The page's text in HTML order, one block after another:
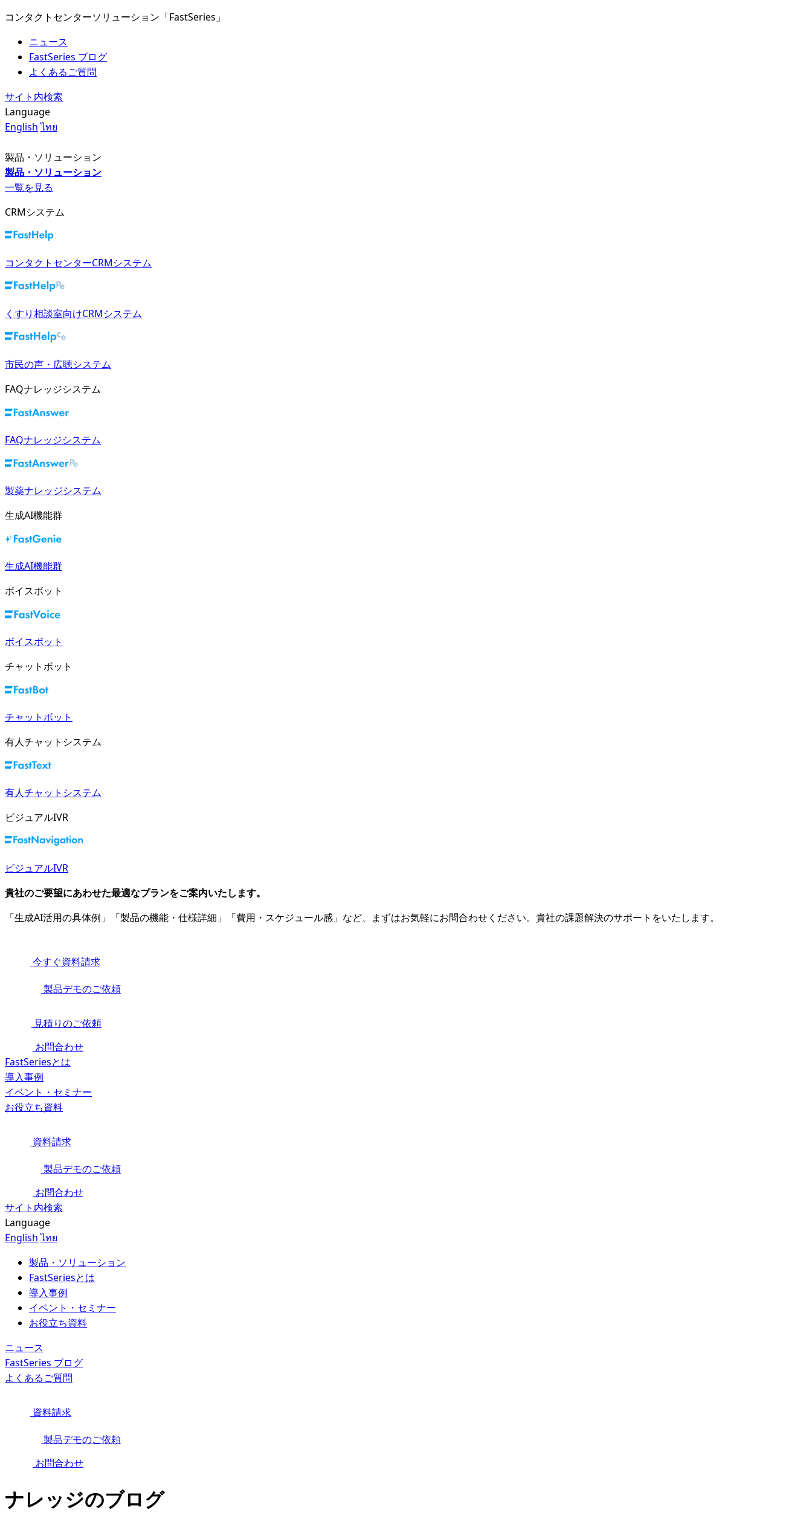
コンタクトセンターソリューション「FastSeries」
ニュース
FastSeries ブログ
よくあるご質問
サイト内検索
Language
English ไทย
製品・ソリューション
製品・ソリューション
一覧を見る
CRMシステム
コンタクトセンターCRMシステム
くすり相談室向けCRMシステム
市民の声・広聴システム
FAQナレッジシステム
FAQナレッジシステム
製薬ナレッジシステム
生成AI機能群
生成AI機能群
ボイスボット
ボイスボット
チャットボット
チャットボット
有人チャットシステム
有人チャットシステム
ビジュアルIVR
ビジュアルIVR
貴社のご要望にあわせた最適なプランをご案内いたします。
「生成AI活用の具体例」「製品の機能・仕様詳細」「費用・スケジュール感」など、まずはお気軽にお問合わせください。貴社の課題解決のサポートをいたします。
今すぐ資料請求
製品デモのご依頼
見積りのご依頼
お問合わせ
FastSeriesとは
導入事例
イベント・セミナー
お役立ち資料
資料請求
製品デモのご依頼
お問合わせ
サイト内検索
Language
English ไทย
製品・ソリューション
FastSeriesとは
導入事例
イベント・セミナー
お役立ち資料
ニュース
FastSeries ブログ
よくあるご質問
資料請求
製品デモのご依頼
お問合わせ
ナレッジのブログ